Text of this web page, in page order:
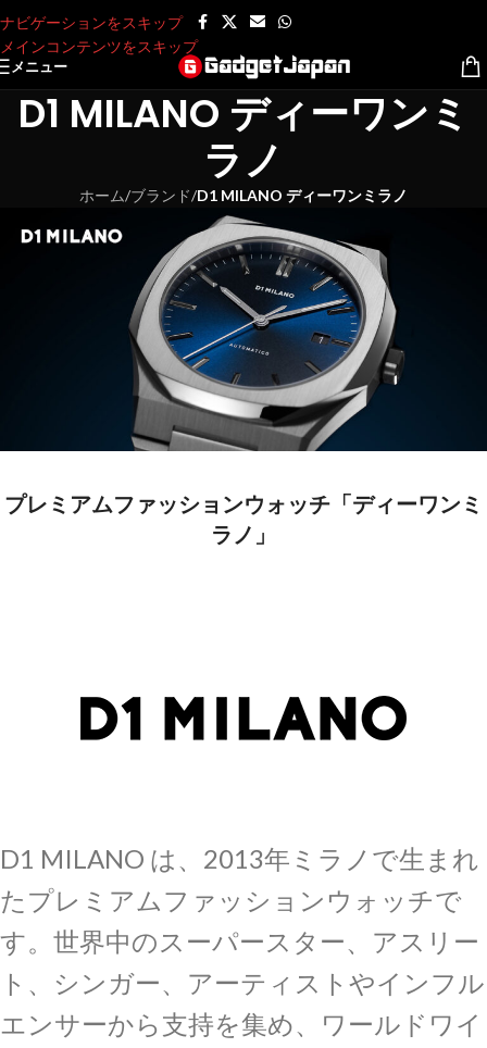
ナビゲーションをスキップ
メインコンテンツをスキップ
メニュー
D1 MILANO ディーワンミ
ラノ
ホーム/ブランド/D1 MILANO ディーワンミラノ
プレミアムファッションウォッチ「ディーワンミ
ラノ」
D1 MILANO は、2013年ミラノで生まれ
たプレミアムファッションウォッチで
す。世界中のスーパースター、アスリー
ト、シンガー、アーティストやインフル
エンサーから支持を集め、ワールドワイ